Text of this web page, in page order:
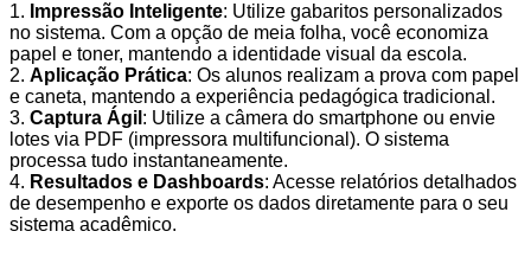
1. Impressão Inteligente: Utilize gabaritos personalizados
no sistema. Com a opção de meia folha, você economiza
papel e toner, mantendo a identidade visual da escola.
2. Aplicação Prática: Os alunos realizam a prova com papel
e caneta, mantendo a experiência pedagógica tradicional.
3. Captura Ágil : Utilize a câmera do smartphone ou envie
lotes via PDF (impressora multifuncional). O sistema
processa tudo instantaneamente.
4. Resultados e Dashboards: Acesse relatórios detalhados
de desempenho e exporte os dados diretamente para o seu
sistema acadêmico.